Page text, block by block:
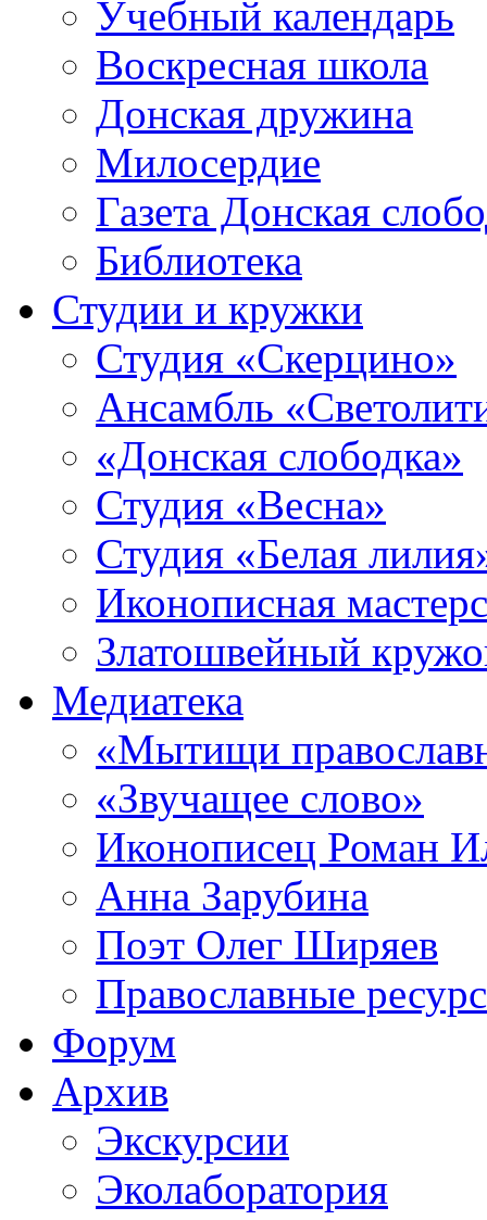
Учебный календарь
Воскресная школа
Донская дружина
Милосердие
Газета Донская
Библиотека
Студии и кружки
Студия «Скерцино»
Ансамбль
«Донская слободка»
Студия «Весна»
Студия «Белая
Иконописная
Златошвейный
Медиатека
«Мытищи
«Звучащее слово»
Иконописец Роман
Анна Зарубина
Поэт Олег Ширяев
Православные
Форум
Архив
Экскурсии
Эколаборатория